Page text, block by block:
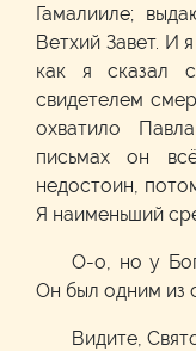
Гамалииле;
Ветхий Завет. И
как я сказал
свидетелем
охватило
письмах он
недостоин,
Я наименьший
О-о, но у
Он был одним из
Видите,